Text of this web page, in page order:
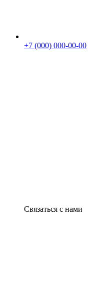
+7 (000) 000-00-00
Связаться с нами